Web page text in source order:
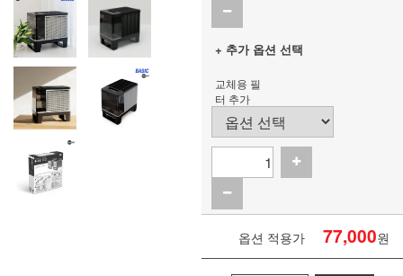
+ 추가 옵션 선택
교체용 필
터 추가
옵션 적용가 77,000원